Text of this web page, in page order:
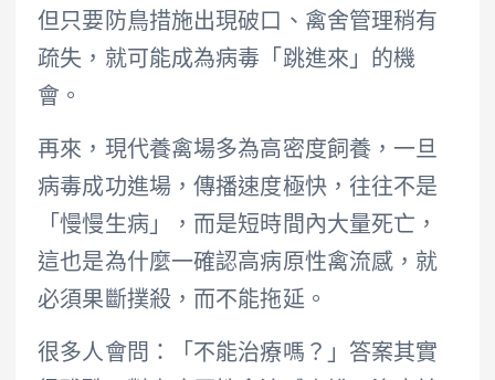
但只要防鳥措施出現破口、禽舍管理稍有
疏失，就可能成為病毒「跳進來」的機
會。
再來，現代養禽場多為高密度飼養，一旦
病毒成功進場，傳播速度極快，往往不是
「慢慢生病」，而是短時間內大量死亡，
這也是為什麼一確認高病原性禽流感，就
必須果斷撲殺，而不能拖延。
很多人會問：「不能治療嗎？」答案其實